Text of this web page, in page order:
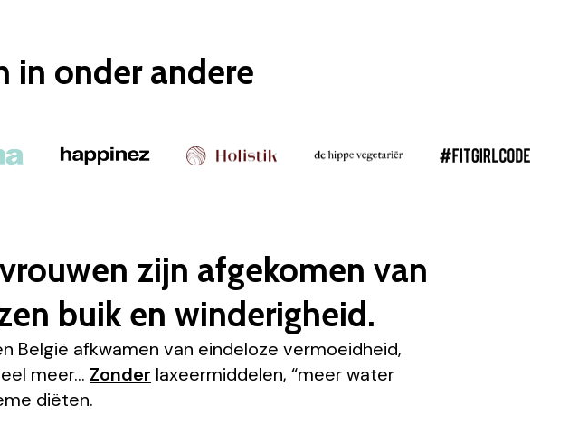
in onder andere
zijn afgekomen van
buik en winderigheid.
België afkwamen van eindeloze vermoeidheid,
meer… Zonder laxeermiddelen, “meer water
diëten.